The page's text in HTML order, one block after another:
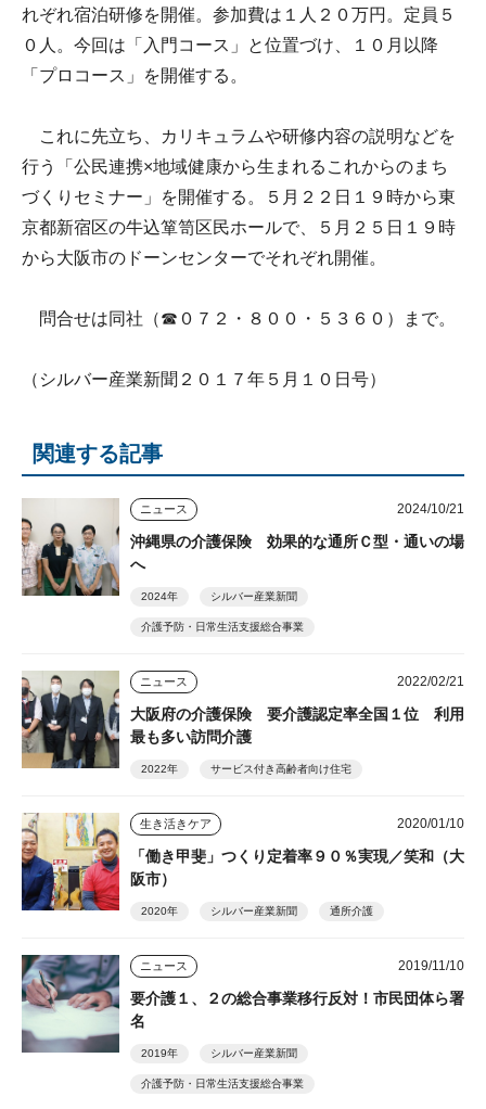
れぞれ宿泊研修を開催。参加費は１人２０万円。定員５
０人。今回は「入門コース」と位置づけ、１０月以降
「プロコース」を開催する。
これに先立ち、カリキュラムや研修内容の説明などを
行う「公民連携×地域健康から生まれるこれからのまち
づくりセミナー」を開催する。５月２２日１９時から東
京都新宿区の牛込箪笥区民ホールで、５月２５日１９時
から大阪市のドーンセンターでそれぞれ開催。
問合せは同社（☎０７２・８００・５３６０）まで。
（シルバー産業新聞２０１７年５月１０日号）
関連する記事
ニュース 2024/10/21
沖縄県の介護保険 効果的な通所Ｃ型・通いの場
へ
2024年 シルバー産業新聞
介護予防・日常生活支援総合事業
ニュース 2022/02/21
大阪府の介護保険 要介護認定率全国１位 利用
最も多い訪問介護
2022年 サービス付き高齢者向け住宅
生き活きケア 2020/01/10
「働き甲斐」つくり定着率９０％実現／笑和（大
阪市）
2020年 シルバー産業新聞 通所介護
ニュース 2019/11/10
要介護１、２の総合事業移行反対！市民団体ら署
名
2019年 シルバー産業新聞
介護予防・日常生活支援総合事業